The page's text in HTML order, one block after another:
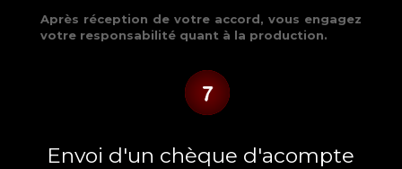
Après réception de votre accord, vous engagez
votre responsabilité quant à la production.
Envoi d'un chèque d'acompte